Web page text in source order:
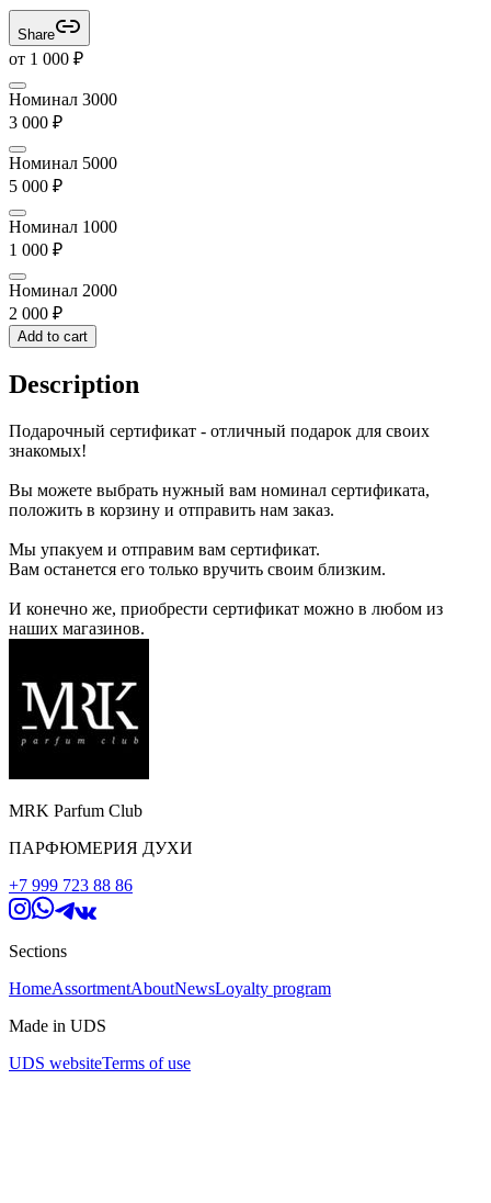
Share
от 1 000 ₽
Номинал 3000
3 000 ₽
Номинал 5000
5 000 ₽
Номинал 1000
1 000 ₽
Номинал 2000
2 000 ₽
Add to cart
Description
Подарочный сертификат - отличный подарок для своих
знакомых!
Вы можете выбрать нужный вам номинал сертификата,
положить в корзину и отправить нам заказ.
Мы упакуем и отправим вам сертификат.
Вам останется его только вручить своим близким.
И конечно же, приобрести сертификат можно в любом из
наших магазинов.
MRK Parfum Club
ПАРФЮМЕРИЯ ДУХИ
+7 999 723 88 86
Sections
HomeAssortmentAboutNewsLoyalty program
Made in UDS
UDS websiteTerms of use